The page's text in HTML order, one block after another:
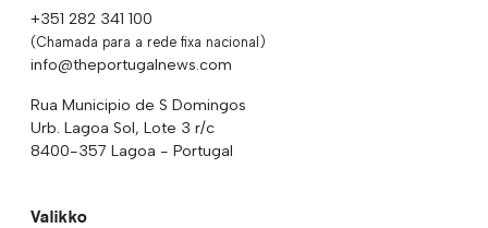
+351 282 341 100
(Chamada para a rede fixa nacional)
info@theportugalnews.com
Rua Municipio de S Domingos
Urb. Lagoa Sol, Lote 3 r/c
8400-357 Lagoa - Portugal
Valikko